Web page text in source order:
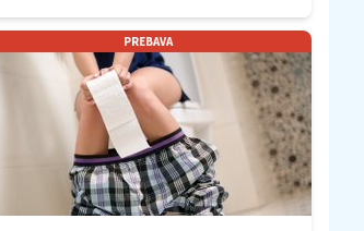
PREBAVA